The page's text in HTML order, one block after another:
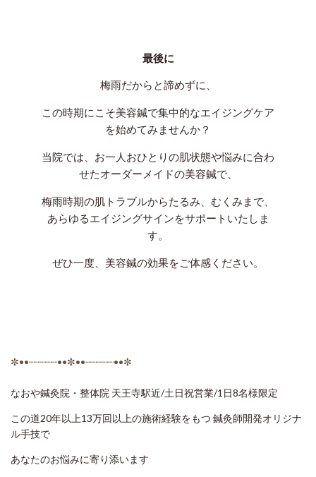
最後に
梅雨だからと諦めずに、
この時期にこそ美容鍼で集中的なエイジングケア
を始めてみませんか？
当院では、お一人おひとりの肌状態や悩みに合わ
せたオーダーメイドの美容鍼で、
梅雨時期の肌トラブルからたるみ、むくみまで、
あらゆるエイジングサインをサポートいたしま
す。
ぜひ一度、美容鍼の効果をご体感ください。
✼••┈┈┈┈┈••✼••┈┈┈┈┈••✼
なおや鍼灸院・整体院 天王寺駅近/土日祝営業/1日8名様限定
この道20年以上13万回以上の施術経験をもつ 鍼灸師開発オリジナ
ル手技で
あなたのお悩みに寄り添います